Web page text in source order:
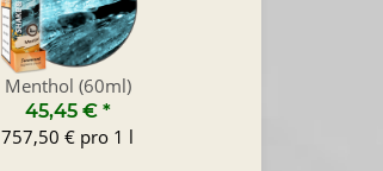
Menthol (60ml)
45,45 € *
757,50 € pro 1 l